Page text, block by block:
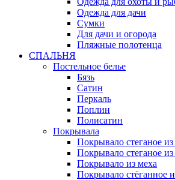
Одежда для дачи
Сумки
Для дачи и огорода
Пляжные полотенца
СПАЛЬНЯ
Постельное белье
Бязь
Сатин
Перкаль
Поплин
Полисатин
Покрывала
Покрывало стеганое из
Покрывало стеганое из
Покрывало из меха
Покрывало стёганное